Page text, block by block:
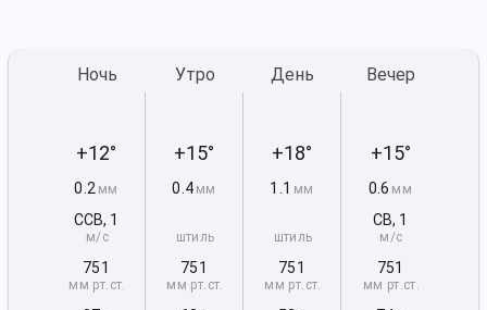
Ночь
+12°
0.2 мм
ССВ, 1
м/с
751
мм рт.ст.
Утро
+15°
0.4 мм
штиль
751
мм рт.ст.
День
+18°
1.1 мм
штиль
751
мм рт.ст.
Вечер
+15°
0.6 мм
СВ, 1
м/с
751
мм рт.ст.